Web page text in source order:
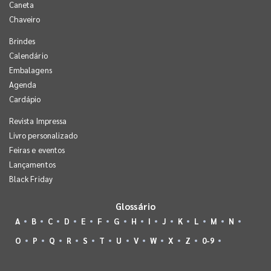
Caneta
Chaveiro
Brindes
Calendário
Embalagens
Agenda
Cardápio
Revista Impressa
Livro personalizado
Feiras e eventos
Lançamentos
Black Friday
Glossário
A B C D E F G H I J K L M
N
O
P Q R S T U V W X Z 0-9